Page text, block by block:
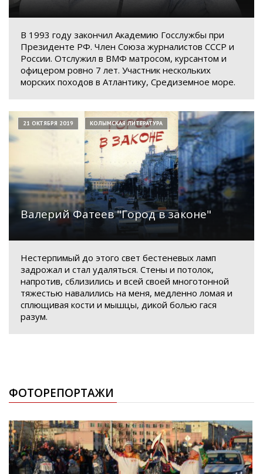
В 1993 году закончил Академию Госслужбы при
Президенте РФ. Член Союза журналистов СССР и
России. Отслужил в ВМФ матросом, курсантом и
офицером ровно 7 лет. Участник нескольких
морских походов в Атлантику, Средиземное море.
Валерий Фатеев "Город в законе"
21 ОКТЯБРЯ 2019 КОЛЫМСКАЯ ЛИТЕРАТУРА
Нестерпимый до этого свет бестеневых ламп
задрожал и стал удаляться. Стены и потолок,
напротив, сблизились и всей своей многотонной
тяжестью навалились на меня, медленно ломая и
сплющивая кости и мышцы, дикой болью гася
разум.
ФОТОРЕПОРТАЖИ